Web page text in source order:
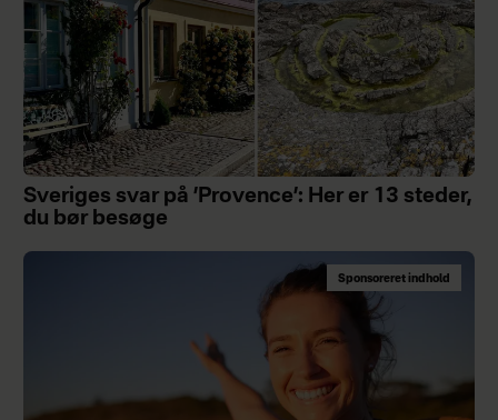
Sveriges svar på ’Provence’: Her er 13 steder,
du bør besøge
Sponsoreret indhold